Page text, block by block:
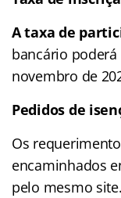
A taxa de
bancário
novembro de
Pedidos de
Os
encaminhados
pelo mesmo site.